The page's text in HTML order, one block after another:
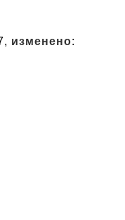
изменено: